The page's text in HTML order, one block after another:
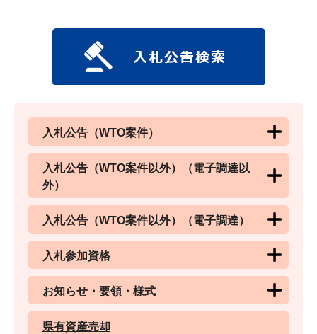
入札公告（WTO案件）
入札公告（WTO案件以外）（電子調達以
外）
入札公告（WTO案件以外）（電子調達）
入札参加資格
お知らせ・要領・様式
県有資産売却